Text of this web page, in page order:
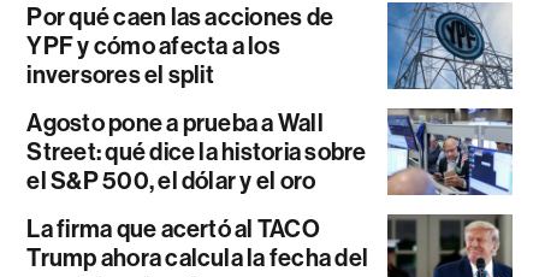
Por qué caen las acciones de
YPF y cómo afecta a los
inversores el split
Agosto pone a prueba a Wall
Street: qué dice la historia sobre
el S&P 500, el dólar y el oro
La firma que acertó al TACO
Trump ahora calcula la fecha del